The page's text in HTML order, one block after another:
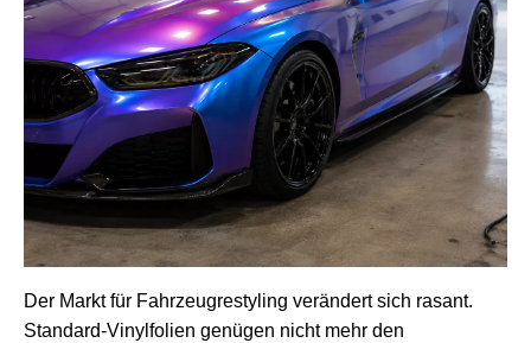
Der Markt für Fahrzeugrestyling verändert sich rasant.
Standard-Vinylfolien genügen nicht mehr den